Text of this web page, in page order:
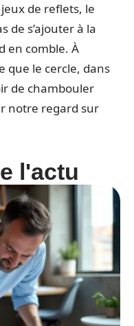
de reflets, le
de s’ajouter à la
en comble. À
que le cercle, dans
de chambouler
notre regard sur
l'actu